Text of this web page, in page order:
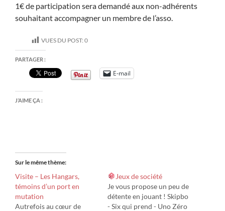
1€ de participation sera demandé aux non-adhérents
souhaitant accompagner un membre de l’asso.
VUES DU POST: 0
PARTAGER :
E-mail
J’AIME ÇA :
Sur le même thème
Visite – Les Hangars,
témoins d’un port en
mutation
Autrefois au cœur de
Jeux de société
Je vous propose un peu de
détente en jouant ! Skipbo
- Six qui prend - Uno Zéro